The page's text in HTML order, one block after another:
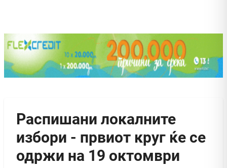
Распишани локалните
избори - првиот круг ќе се
одржи на 19 октомври